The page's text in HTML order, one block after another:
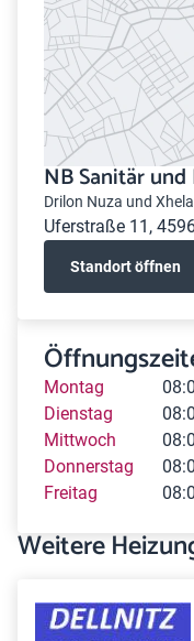
NB Sanitär
Drilon Nuza und
Uferstraße 11,
Standort öffnen
Montag
Dienstag
Mittwoch
Donnerstag
Freitag
Weitere